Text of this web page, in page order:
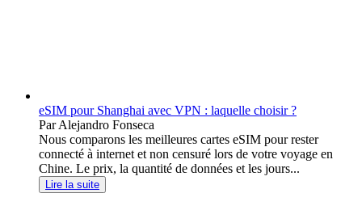
eSIM pour Shanghai avec VPN : laquelle choisir ?
Par Alejandro Fonseca
Nous comparons les meilleures cartes eSIM pour rester
connecté à internet et non censuré lors de votre voyage en
Chine. Le prix, la quantité de données et les jours...
Lire la suite